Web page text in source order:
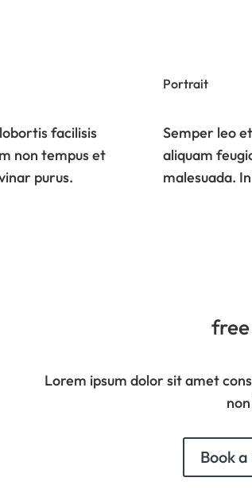
facilisis
non tempus et
purus.
Portrait
Semper leo
aliquam
malesuada.
Lorem ipsum dolor sit amet
Book